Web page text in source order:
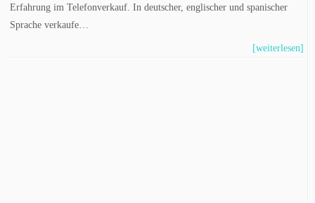
Erfahrung im Telefonverkauf. In deutscher, englischer und spanischer
Sprache verkaufe…
[weiterlesen]